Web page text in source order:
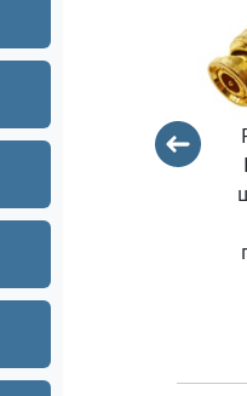
TSi-JB02L